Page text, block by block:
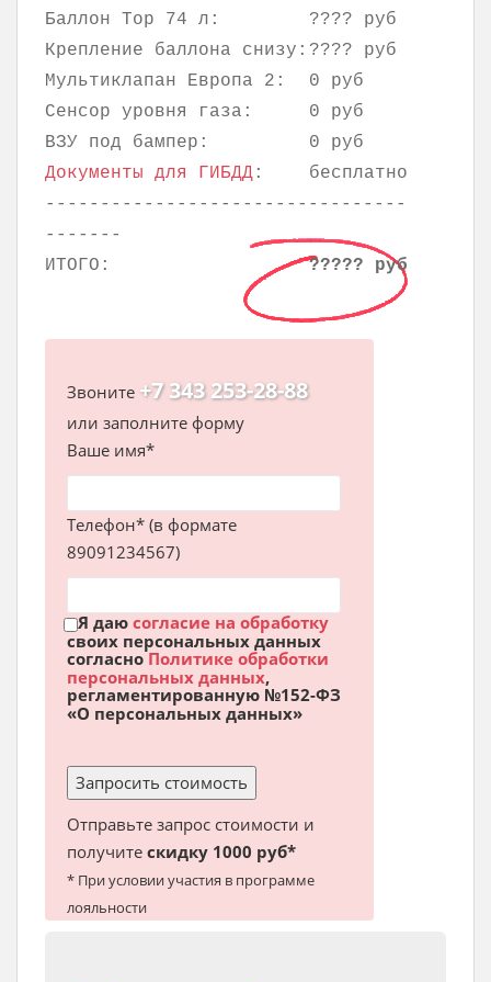
Баллон Тор 74 л:
???? руб
Крепление баллона снизу: ???? руб
Мультиклапан Европа 2:
0 руб
Сенсор уровня газа:
0 руб
ВЗУ под бампер:
0 руб
Документы для ГИБДД :
бесплатно
---------------------------------
-------
ИТОГО:
????? руб
Звоните +7 343 253-28-88
или заполните форму
Ваше имя*
Телефон* (в формате
89091234567)
Я даю согласие на обработку
своих персональных данных
согласноПолитике обработки
персональных данных,
регламентированную №152-ФЗ
«О персональных данных»
Отправьте запрос стоимости и
получите скидку 1000 руб*
* При условии участия в программе
лояльности